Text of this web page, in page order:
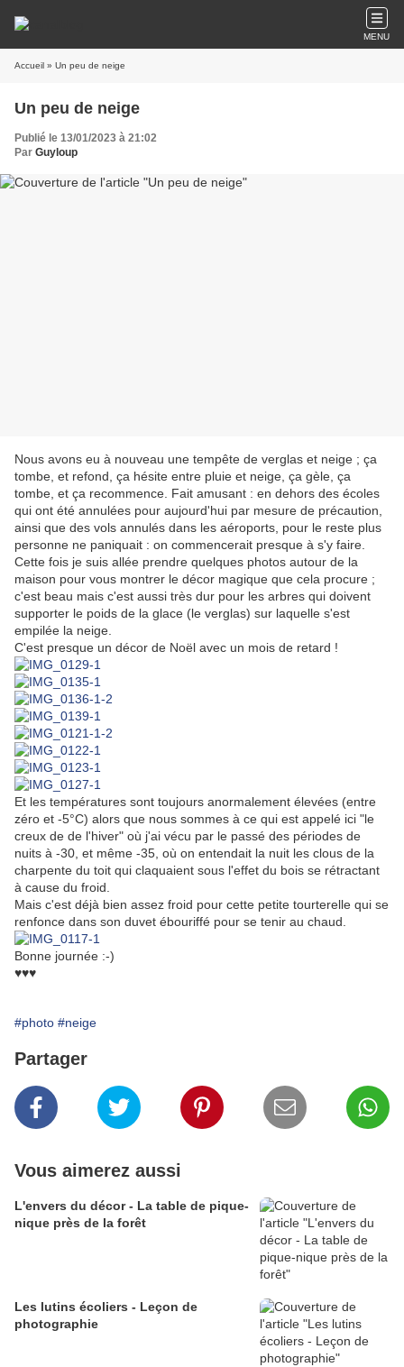
MENU
Accueil » Un peu de neige
Un peu de neige
Publié le 13/01/2023 à 21:02
Par Guyloup
Nous avons eu à nouveau une tempête de verglas et neige ; ça
tombe, et refond, ça hésite entre pluie et neige, ça gèle, ça
tombe, et ça recommence. Fait amusant : en dehors des écoles
qui ont été annulées pour aujourd'hui par mesure de précaution,
ainsi que des vols annulés dans les aéroports, pour le reste plus
personne ne paniquait : on commencerait presque à s'y faire.
Cette fois je suis allée prendre quelques photos autour de la
maison pour vous montrer le décor magique que cela procure ;
c'est beau mais c'est aussi très dur pour les arbres qui doivent
supporter le poids de la glace (le verglas) sur laquelle s'est
empilée la neige.
C'est presque un décor de Noël avec un mois de retard !
Et les températures sont toujours anormalement élevées (entre
zéro et -5°C) alors que nous sommes à ce qui est appelé ici "le
creux de de l'hiver" où j'ai vécu par le passé des périodes de
nuits à -30, et même -35, où on entendait la nuit les clous de la
charpente du toit qui claquaient sous l'effet du bois se rétractant
à cause du froid.
Mais c'est déjà bien assez froid pour cette petite tourterelle qui se
renfonce dans son duvet ébouriffé pour se tenir au chaud.
Bonne journée :-)
♥♥♥
#photo #neige
Partager
Vous aimerez aussi
L'envers du décor - La table de pique-
nique près de la forêt
Les lutins écoliers - Leçon de
photographie